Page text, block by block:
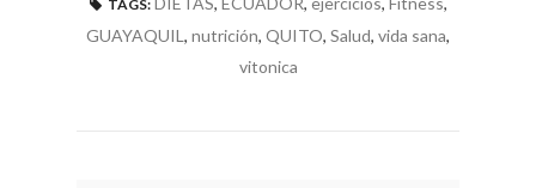
TAGS:
GUAYAQUIL , nutrición, QUITO, Salud, vida sana,
vitonica